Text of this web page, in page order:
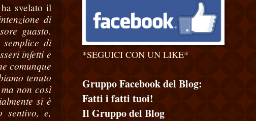
svelato il
di
guasto.
di
infetti e
comunque
tenuto
non così
si è
sentivo, e,
*SEGUICI CON UN LIKE*
Gruppo Facebook del Blog:
Fatti i fatti tuoi!
Il Gruppo del Blog